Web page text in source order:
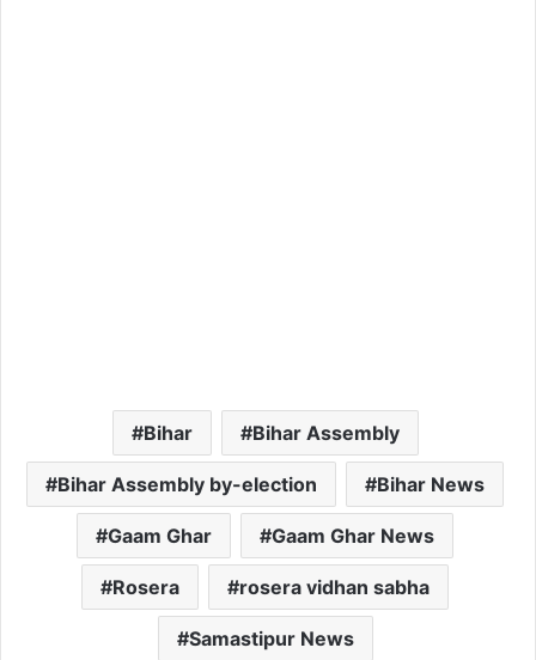
Bihar Bihar Assembly
Bihar Assembly by-election Bihar News
Gaam Ghar Gaam Ghar News
Rosera rosera vidhan sabha
Samastipur News